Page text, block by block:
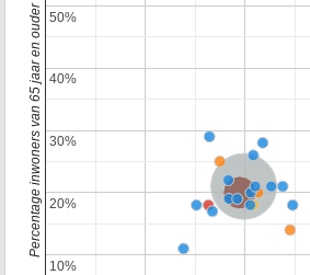
Nederland
Provincie Zuid-Holland
10%
10%
20%
20%
30%
30%
40%
40%
50%
50%
Percentage inwoners van 65 jaar en ouder